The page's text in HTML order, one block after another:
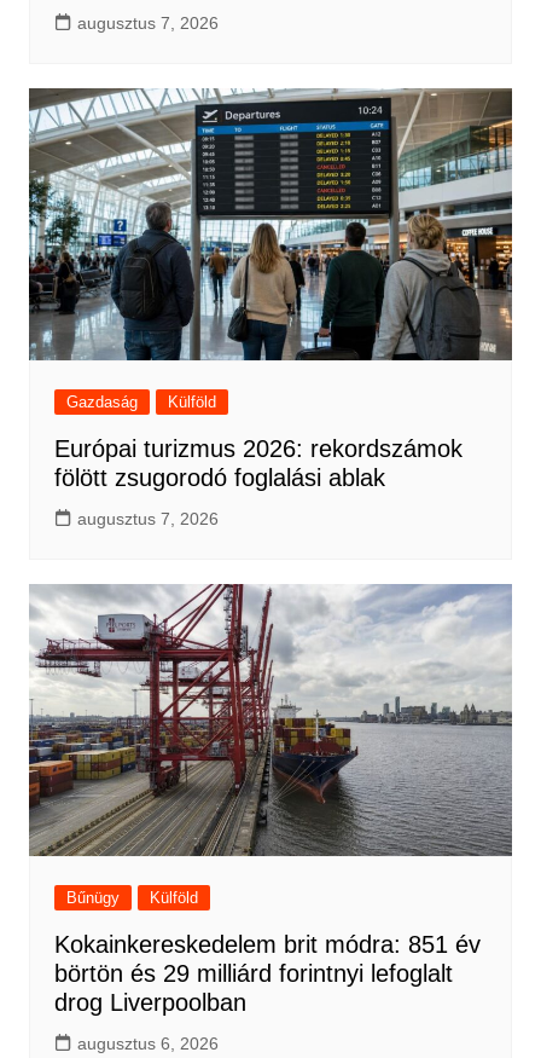
augusztus 7, 2026
Gazdaság Külföld
Európai turizmus 2026: rekordszámok
fölött zsugorodó foglalási ablak
augusztus 7, 2026
Bűnügy Külföld
Kokainkereskedelem brit módra: 851 év
börtön és 29 milliárd forintnyi lefoglalt
drog Liverpoolban
augusztus 6, 2026